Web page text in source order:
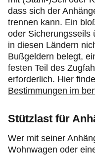
dass sich der
trennen kann. Ein
oder Sicherungsseils
in diesen Ländern
Bußgeldern belegt,
festen Teil des
erforderlich. Hier
Bestimmungen im
Stützlast für
Wer mit seiner
Wohnwagen oder